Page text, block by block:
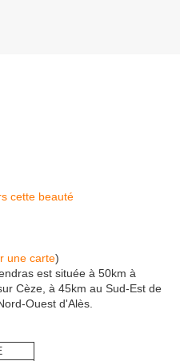
une carte)
est située à 50km à
Cèze, à 45km au Sud-Est de
Ouest d'Alès.